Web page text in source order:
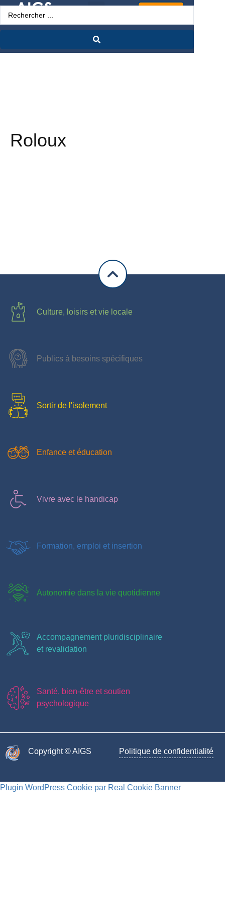
Roloux
Culture, loisirs et vie locale
Publics à besoins spécifiques
Sortir de l'isolement
Enfance et éducation
Vivre avec le handicap
Formation, emploi et insertion
Autonomie dans la vie quotidienne
Accompagnement pluridisciplinaire
et revalidation
Santé, bien-être et soutien
psychologique
Copyright © AIGS​ Politique de confidentialité
Plugin WordPress Cookie par Real Cookie Banner